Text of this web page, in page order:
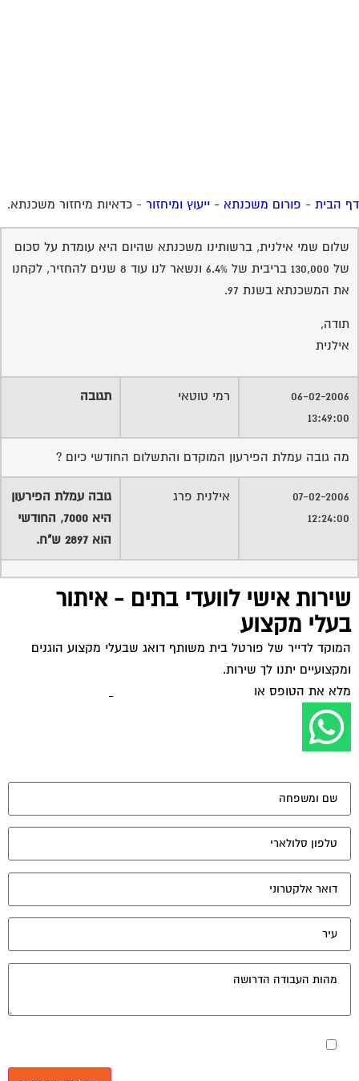
הבית-פורום משכנתא - ייעוץ ומיחזור-כדאיות מיחזור משכנתא.
שלום שמי אילנית, ברשותינו משכנתא שהיום היא עומדת על סכום
של 130,000 בריבית של 6.4% ונשאר לנו עוד 8 שנים להחזיר, לקחנו
את המשכנתא בשנת 97.
תודה,
אילנית
06-02-2006
13:49:00
רמי טוטאי תגובה
מה גובה עמלת הפירעון המוקדם והתשלום החודשי כיום ?
07-02-2006
12:24:00
אילנית פרג
גובה עמלת הפירעון
היא 7000, החודשי
הוא 2897 ש"ח.
שירות אישי לוועדי בתים - איתור
בעלי מקצוע
המוקד לדייר של פורטל בית משותף דואג שבעלי מקצוע הוגנים
ומקצועיים יתנו לך שירות.
מלא את הטופס אולחץ לשליחת הודעת ווצאפ
מאשר את תנאי הפרטיות